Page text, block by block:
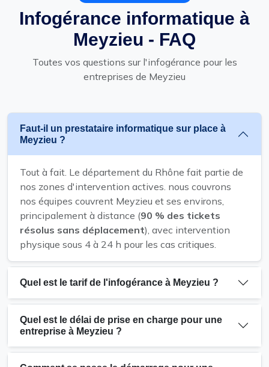
Infogérance informatique à
Meyzieu - FAQ
Toutes vos questions sur l'infogérance pour les
entreprises de Meyzieu
Faut-il un prestataire informatique sur place à
Meyzieu ?
Tout à fait. Le département du Rhône fait partie de
nos zones d'intervention actives. nous couvrons
nos équipes couvrent Meyzieu et ses environs,
principalement à distance (90 % des tickets
résolus sans déplacement), avec intervention
physique sous 4 à 24 h pour les cas critiques.
Quel est le tarif de l'infogérance à Meyzieu ?
Quel est le délai de prise en charge pour une
entreprise à Meyzieu ?